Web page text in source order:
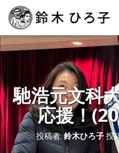
馳浩元文科
応援！
投稿者:鈴木ひろ子投